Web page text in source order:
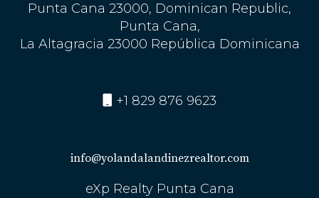
Punta Cana 23000, Dominican Republic,
Punta Cana,
La Altagracia 23000 República Dominicana
+1 829 876 9623
info@yolandalandinezrealtor.com
eXp Realty Punta Cana